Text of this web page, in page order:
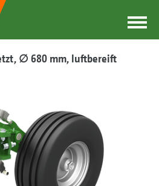
∅ 680 mm, luftbereift